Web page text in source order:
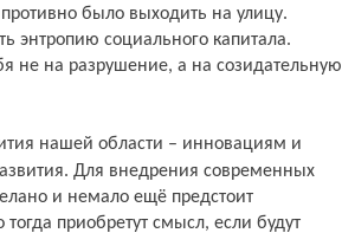
было выходить на улицу.
энтропию социального капитала.
не на разрушение, а на созидательную
Для внедрения современных
и немало ещё предстоит
приобретут смысл, если будут